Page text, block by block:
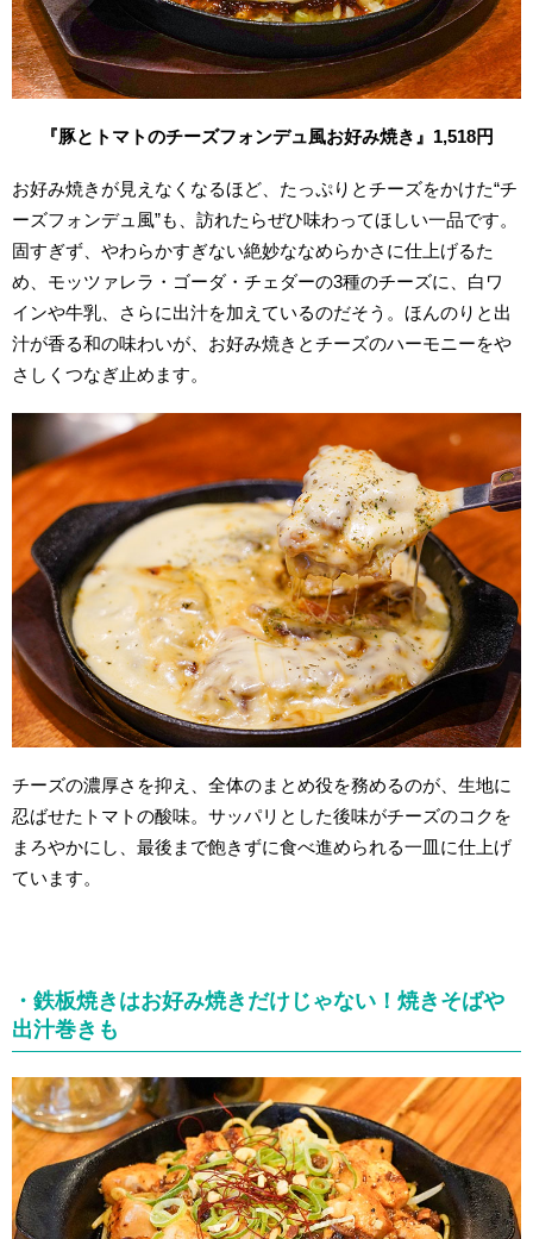
『豚とトマトのチーズフォンデュ風お好み焼き』1,518円
お好み焼きが見えなくなるほど、たっぷりとチーズをかけた“チ
ーズフォンデュ風”も、訪れたらぜひ味わってほしい一品です。
固すぎず、やわらかすぎない絶妙ななめらかさに仕上げるた
め、モッツァレラ・ゴーダ・チェダーの3種のチーズに、白ワ
インや牛乳、さらに出汁を加えているのだそう。ほんのりと出
汁が香る和の味わいが、お好み焼きとチーズのハーモニーをや
さしくつなぎ止めます。
チーズの濃厚さを抑え、全体のまとめ役を務めるのが、生地に
忍ばせたトマトの酸味。サッパリとした後味がチーズのコクを
まろやかにし、最後まで飽きずに食べ進められる一皿に仕上げ
ています。
・鉄板焼きはお好み焼きだけじゃない！焼きそばや
出汁巻きも